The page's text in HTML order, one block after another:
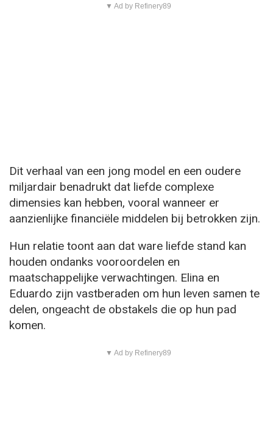
▼ Ad by Refinery89
Dit verhaal van een jong model en een oudere
miljardair benadrukt dat liefde complexe
dimensies kan hebben, vooral wanneer er
aanzienlijke financiële middelen bij betrokken zijn.
Hun relatie toont aan dat ware liefde stand kan
houden ondanks vooroordelen en
maatschappelijke verwachtingen. Elina en
Eduardo zijn vastberaden om hun leven samen te
delen, ongeacht de obstakels die op hun pad
komen.
▼ Ad by Refinery89